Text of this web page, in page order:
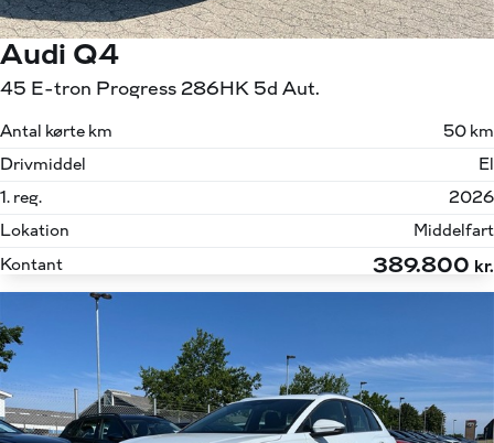
Audi Q4
45 E-tron Progress 286HK 5d Aut.
Antal kørte km
50 km
Drivmiddel
El
1. reg.
2026
Lokation
Middelfart
Kontant
389.800 kr.